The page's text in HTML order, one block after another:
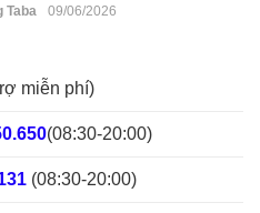
Taba 09/06/2026
miễn phí)
(08:30-20:00)
(08:30-20:00)